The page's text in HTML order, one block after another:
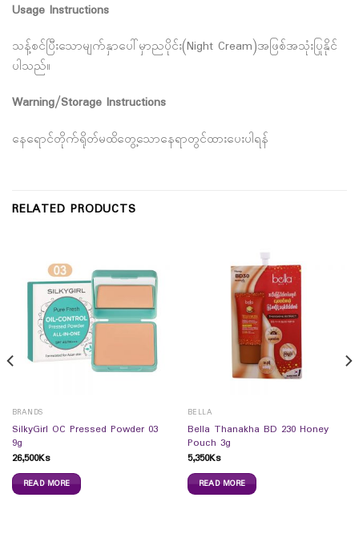
Usage Instructions
သန့်စင်ပြီးသောမျက်နှာပေါ်မှာညပိုင်း(Night Cream)အဖြစ်အသုံးပြုနိုင်
ပါသည်။
Warning/Storage Instructions
နေရောင်တိုက်ရိုတ်မထိတွေ့သောနေရာတွင်ထားပေးပါရန်
RELATED PRODUCTS
BRANDS
SilkyGirl OC Pressed Powder 03
9g
26,500Ks
READ MORE
BELLA
Bella Thanakha BD 230 Honey
Pouch 3g
5,350Ks
READ MORE